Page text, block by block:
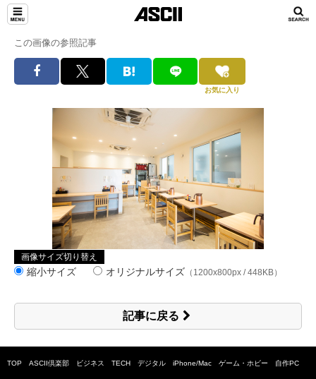
この画像の参照記事
お気に入り
画像サイズ切り替え
縮小サイズ オリジナルサイズ （1200x800px / 448KB）
記事に戻る
TOP ASCII倶楽部 ビジネス TECH デジタル iPhone/Mac ゲーム・ホビー 自作PC